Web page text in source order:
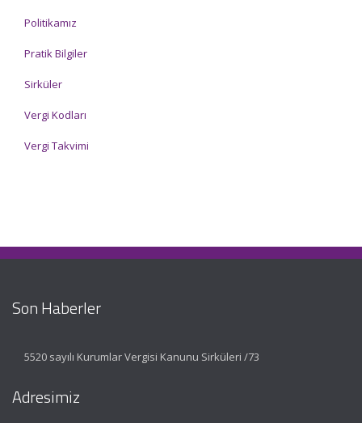
Politikamız
Pratik Bilgiler
Sirküler
Vergi Kodları
Vergi Takvimi
Son Haberler
5520 sayılı Kurumlar Vergisi Kanunu Sirküleri /73
Adresimiz